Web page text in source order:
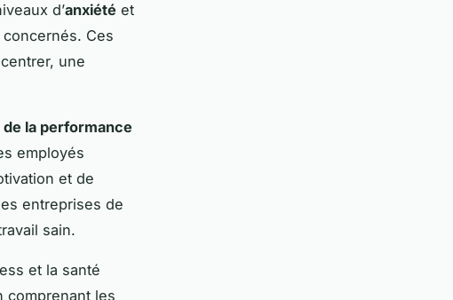
d’anxiété et
Ces
une
la performance
employés
et de
entreprises de
sain.
et la santé
comprenant les